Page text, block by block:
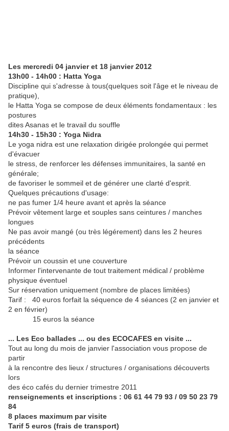
Les mercredi 04 janvier et 18 janvier 2012
13h00 - 14h00 : Hatta Yoga
Discipline qui s'adresse à tous(quelques soit l'âge et le niveau de
pratique),
le Hatta Yoga se compose de deux éléments fondamentaux : les
postures
dites Asanas et le travail du souffle
14h30 - 15h30 : Yoga Nidra
Le yoga nidra est une relaxation dirigée prolongée qui permet
d'évacuer
le stress, de renforcer les défenses immunitaires, la santé en
générale;
de favoriser le sommeil et de générer une clarté d'esprit.
Quelques précautions d'usage:
ne pas fumer 1/4 heure avant et après la séance
Prévoir vêtement large et souples sans ceintures / manches
longues
Ne pas avoir mangé (ou très légérement) dans les 2 heures
précédents
la séance
Prévoir un coussin et une couverture
Informer l'intervenante de tout traitement médical / problème
physique éventuel
Sur réservation uniquement (nombre de places limitées)
Tarif : 40 euros forfait la séquence de 4 séances (2 en janvier et
2 en février)
15 euros la séance
... Les Eco ballades ... ou des ECOCAFES en visite ...
Tout au long du mois de janvier l'association vous propose de
partir
à la rencontre des lieux / structures / organisations découverts
lors
des éco cafés du dernier trimestre 2011
renseignements et inscriptions : 06 61 44 79 93 / 09 50 23 79
84
8 places maximum par visite
Tarif 5 euros (frais de transport)